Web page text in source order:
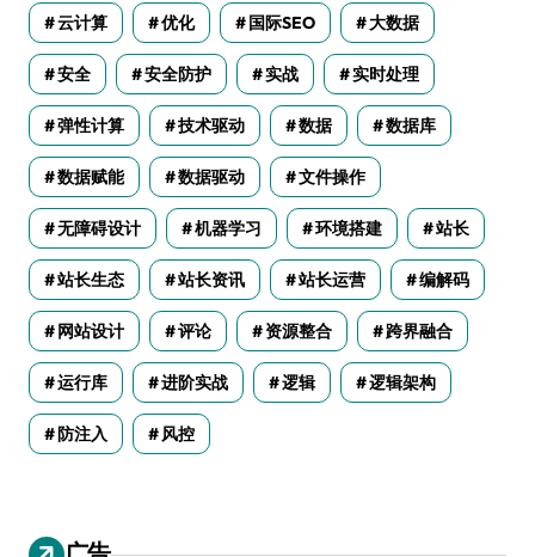
云计算 优化 国际SEO 大数据
安全 安全防护 实战 实时处理
弹性计算 技术驱动 数据 数据库
数据赋能 数据驱动 文件操作
无障碍设计 机器学习 环境搭建 站长
站长生态 站长资讯 站长运营 编解码
网站设计 评论 资源整合 跨界融合
运行库 进阶实战 逻辑 逻辑架构
防注入 风控